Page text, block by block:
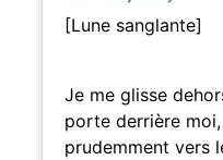
[Lune sanglante]
Je me glisse
porte derrière moi,
prudemment vers